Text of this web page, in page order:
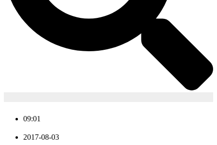
09:01
2017-08-03